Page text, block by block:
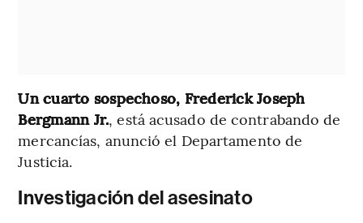
Un cuarto sospechoso, Frederick Joseph
Bergmann Jr., está acusado de contrabando de
mercancías, anunció el Departamento de
Justicia.
Investigación del asesinato